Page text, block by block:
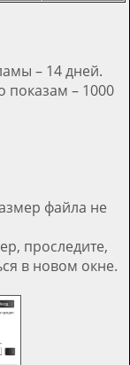
– 14 дней.
показам – 1000
файла не
проследите,
в новом окне.